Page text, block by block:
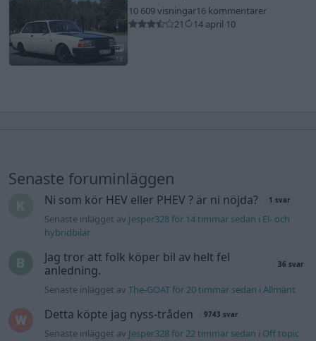
13
10 609 visningar16 kommentarer
21
14 april 10
Senaste foruminläggen
Ni som kör HEV eller PHEV ? är ni nöjda? 1 svar
Senaste inlägget av Jesper328 för 14 timmar sedan i El- och
hybridbilar
Jag tror att folk köper bil av helt fel
anledning.
36 svar
Senaste inlägget avThe-GOAT för 20 timmar sedan iAllmänt
Detta köpte jag nyss-tråden 9743 svar
Senaste inlägget av Jesper328 för 22 timmar sedan i Off topic